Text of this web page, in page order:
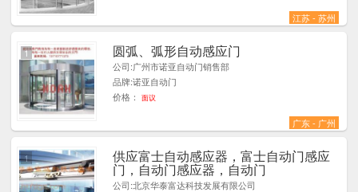
江苏 - 苏州
圆弧、弧形自动感应门
公司:广州市诺亚自动门销售部
品牌:诺亚自动门
价格：
面议
广东 - 广州
1
供应富士自动感应器，富士自动门感应
门，自动门感应器，自动门
公司:北京华泰富达科技发展有限公司
1